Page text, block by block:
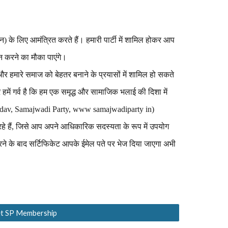
के लिए आमंत्रित करते हैं। हमारी पार्टी में शामिल होकर आप
करने का मौका पाएंगे।
हमारे समाज को बेहतर बनाने के प्रयासों में शामिल हो सकते
गर्व है कि हम एक समृद्ध और सामाजिक भलाई की दिशा में
Samajwadi Party, www samajwadiparty in)
हैं, जिसे आप अपने आधिकारिक सदस्यता के रूप में उपयोग
बाद सर्टिफिकेट आपके ईमेल पते पर भेज दिया जाएगा अभी
SP Membership